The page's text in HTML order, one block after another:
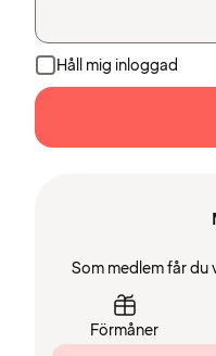
Håll mig inloggad
Som medlem får du
Förmåner